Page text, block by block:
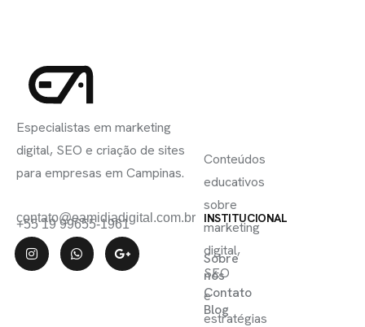
Especialistas em marketing
digital, SEO e criação de sites
para empresas em Campinas.
contato@eamidiadigital.com.br
+55 19 99655-1961 INSTITUCIONAL
Sobre
nós
Contato
Blog
Conteúdos
educativos
sobre
marketing
digital,
SEO
e
estratégias